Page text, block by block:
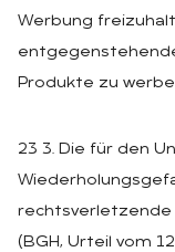
Werbung
Produkte zu
23 3. Die für den
rechtsverletzende
(BGH, Urteil vom